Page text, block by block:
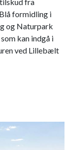
fra
formidling i
og Naturpark
kan indgå i
ved Lillebælt